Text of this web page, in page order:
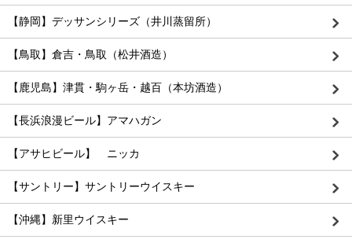
【静岡】デッサンシリーズ（井川蒸留所）
【鳥取】倉吉・鳥取（松井酒造）
【鹿児島】津貫・駒ヶ岳・越百（本坊酒造）
【長浜浪漫ビール】アマハガン
【アサヒビール】 ニッカ
【サントリー】サントリーウイスキー
【沖縄】新里ウイスキー